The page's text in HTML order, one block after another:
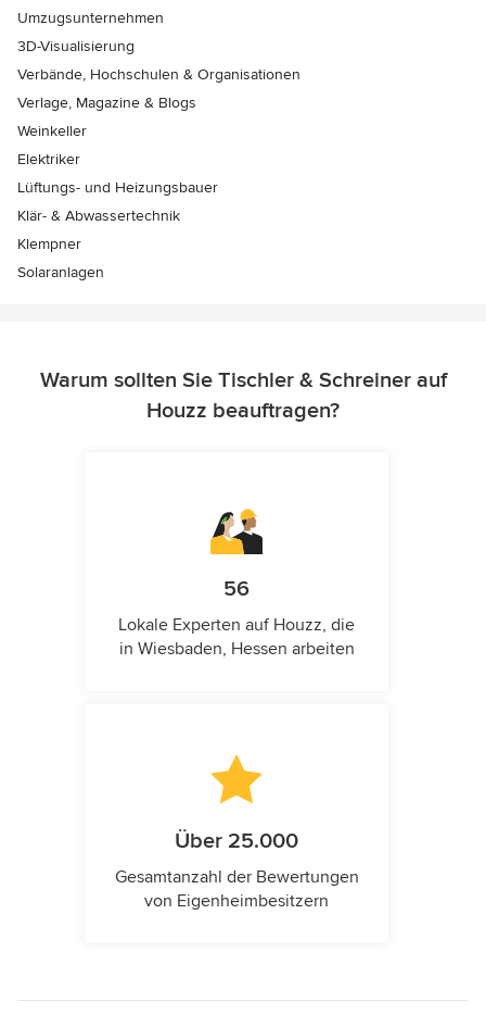
Umzugsunternehmen
3D-Visualisierung
Verbände, Hochschulen & Organisationen
Verlage, Magazine & Blogs
Weinkeller
Elektriker
Lüftungs- und Heizungsbauer
Klär- & Abwassertechnik
Klempner
Solaranlagen
Warum sollten Sie Tischler & Schreiner auf
Houzz beauftragen?
56
Lokale Experten auf Houzz, die
in Wiesbaden, Hessen arbeiten
Über 25.000
Gesamtanzahl der Bewertungen
von Eigenheimbesitzern